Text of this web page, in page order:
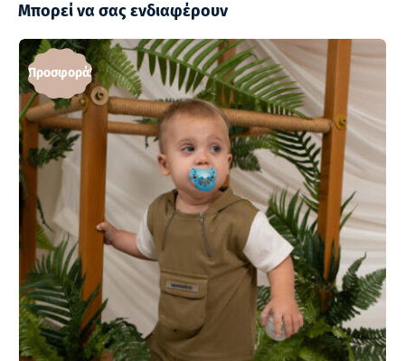
Μπορεί να σας ενδιαφέρουν
Προσφορά!